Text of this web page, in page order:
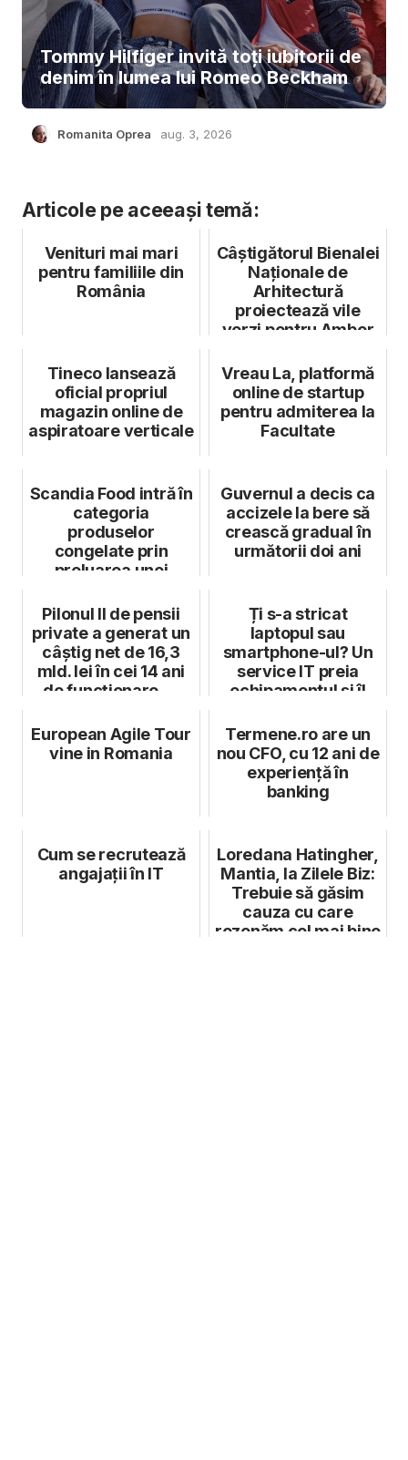
Tommy Hilfiger invită toți iubitorii de
denim în lumea lui Romeo Beckham
Romanita Oprea aug. 3, 2026
Articole pe aceeași temă:
Venituri mai mari
pentru familiile din
România
Câștigătorul Bienalei
Naționale de
Arhitectură
proiectează vile
verzi pentru Amber
Tineco lansează
oficial propriul
magazin online de
aspiratoare verticale
Vreau La, platformă
online de startup
pentru admiterea la
Facultate
Scandia Food intră în
categoria
produselor
congelate prin
preluarea unei
mil. eu...
Guvernul a decis ca
accizele la bere să
crească gradual în
următorii doi ani
Pilonul II de pensii
private a generat un
câștig net de 16,3
mld. lei în cei 14 ani
de funcționare, ...
Ți s-a stricat
laptopul sau
smartphone-ul? Un
service IT preia
echipamentul și îl
European Agile Tour
vine in Romania
Termene.ro are un
nou CFO, cu 12 ani de
experiență în
banking
Cum se recrutează
angajații în IT
Loredana Hatingher,
Mantia, la Zilele Biz:
Trebuie să găsim
cauza cu care
rezonăm cel mai bine